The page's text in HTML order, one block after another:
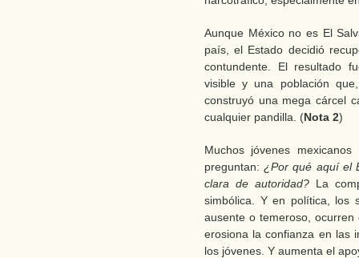
Aunque México no es El
país, el Estado decidió
contundente. El resultado
visible y una población
construyó una mega cárcel
cualquier pandilla. (Nota 2)
Muchos jóvenes
preguntan: ¿Por qué aquí el
clara de autoridad? La
simbólica. Y en política, los
ausente o temeroso,
erosiona la confianza en las
los jóvenes. Y aumenta el